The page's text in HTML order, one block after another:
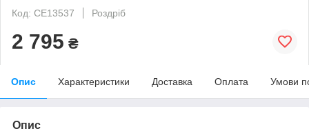
Код: CE13537
Роздріб
2 795 ₴
Опис Характеристики Доставка Оплата Умови
Опис